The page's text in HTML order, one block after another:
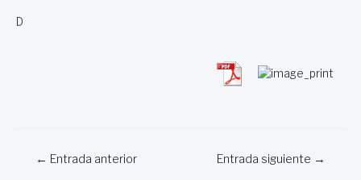
D
Navegación
← Entrada anterior Entrada siguiente →